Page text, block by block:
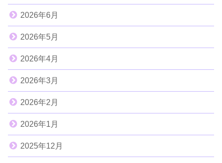
2026年6月
2026年5月
2026年4月
2026年3月
2026年2月
2026年1月
2025年12月